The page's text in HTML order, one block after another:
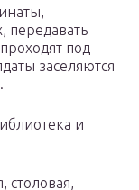
передавать
под
заселяются
и
столовая,